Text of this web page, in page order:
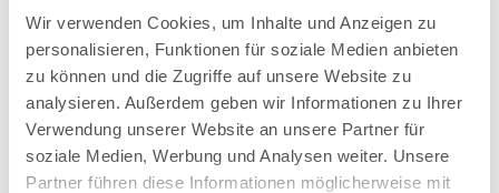
Wir verwenden Cookies, um Inhalte und Anzeigen zu
personalisieren, Funktionen für soziale Medien anbieten
zu können und die Zugriffe auf unsere Website zu
analysieren. Außerdem geben wir Informationen zu Ihrer
Verwendung unserer Website an unsere Partner für
soziale Medien, Werbung und Analysen weiter. Unsere
Partner führen diese Informationen möglicherweise mit
Produktbeschreibung
Herstellerangaben